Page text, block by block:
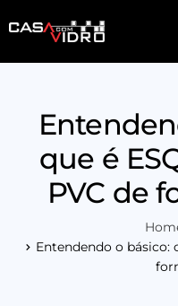
Produtos
Indique+
Blog
Workshop
Vagas
que é
PVC de
Entendendo o básico: